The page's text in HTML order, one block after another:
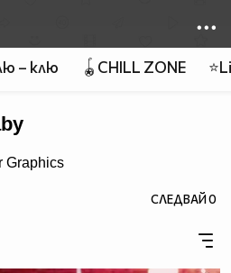
– клю 🪀CHILL ZONE
СЛЕДВАЙ0